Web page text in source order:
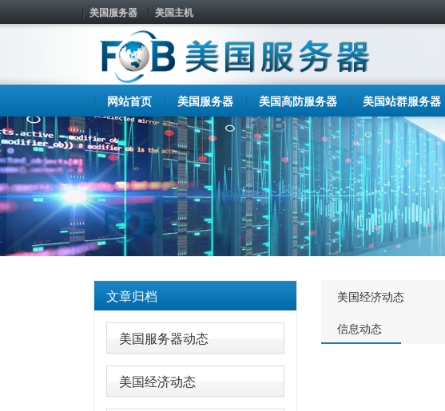
美国服务器 美国主机
网站首页 美国服务器 美国高防服务器 美国站群服务器
文章归档
美国服务器动态
美国经济动态
美国经济动态
信息动态